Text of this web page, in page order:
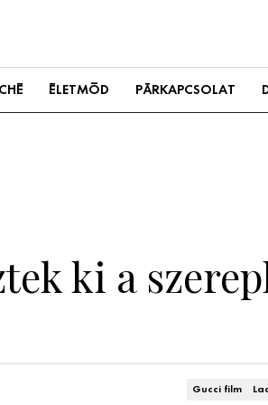
ÉLETMÓD PÁRKAPCSOLAT
ki a
Gucci film